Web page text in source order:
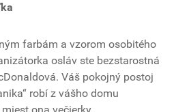
farbám a vzorom osobitého
osláv ste bezstarostná
Váš pokojný postoj
robí z vášho domu